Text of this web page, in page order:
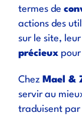
termes de
actions des
sur le site,
précieux
Chez Mael &
servir au
traduisent